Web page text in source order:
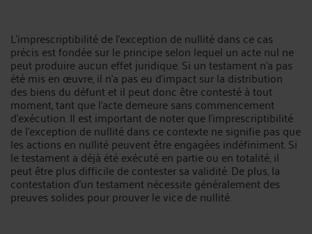
L'imprescriptibilité de l'exception de nullité dans ce cas
précis est fondée sur le principe selon lequel un acte nul ne
peut produire aucun effet juridique. Si un testament n'a pas
été mis en œuvre, il n'a pas eu d'impact sur la distribution
des biens du défunt et il peut donc être contesté à tout
moment, tant que l'acte demeure sans commencement
d'exécution. Il est important de noter que l'imprescriptibilité
de l'exception de nullité dans ce contexte ne signifie pas que
les actions en nullité peuvent être engagées indéfiniment. Si
le testament a déjà été exécuté en partie ou en totalité, il
peut être plus difficile de contester sa validité. De plus, la
contestation d'un testament nécessite généralement des
preuves solides pour prouver le vice de nullité.